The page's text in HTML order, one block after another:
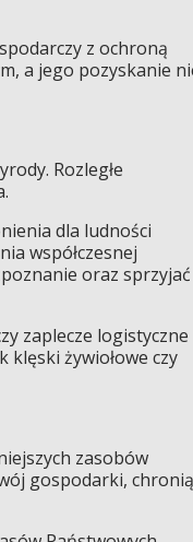
z ochroną
a jego pozyskanie
Rozległe
dla ludności
współczesnej
oraz sprzyjać
zaplecze logistyczne
klęski żywiołowe czy
zasobów
gospodarki, chronią